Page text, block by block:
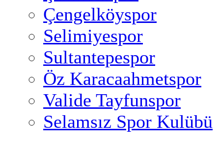
Çengelköyspor
Selimiyespor
Sultantepespor
Öz Karacaahmetspor
Valide Tayfunspor
Selamsız Spor Kulübü